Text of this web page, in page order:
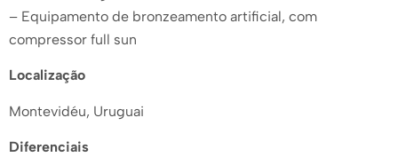
– Equipamento de bronzeamento artificial, com
compressor full sun
Localização
Montevidéu, Uruguai
Diferenciais